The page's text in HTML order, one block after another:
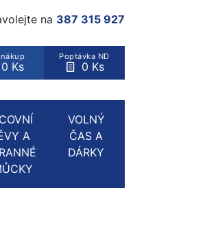
na 387 315 927
0 Ks
Poptávka ND
0 Ks
A
VOLNÝ
ČAS A
DÁRKY